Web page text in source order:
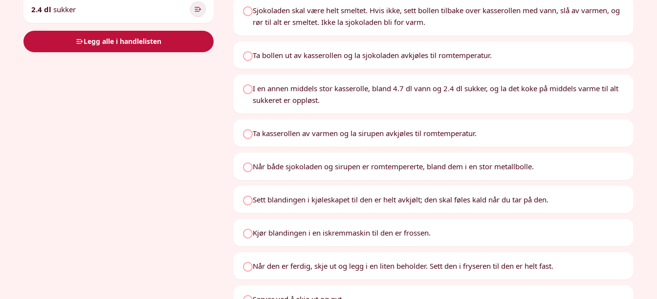
2.4 dl sukker
Legg alle i handlelisten
Sjokoladen skal være helt smeltet. Hvis ikke, sett bollen tilbake over kasserollen med vann, slå av varmen, og
rør til alt er smeltet. Ikke la sjokoladen bli for varm.
Ta bollen ut av kasserollen og la sjokoladen avkjøles til romtemperatur.
I en annen middels stor kasserolle, bland 4.7 dl vann og 2.4 dl sukker, og la det koke på middels varme til alt
sukkeret er oppløst.
Ta kasserollen av varmen og la sirupen avkjøles til romtemperatur.
Når både sjokoladen og sirupen er romtempererte, bland dem i en stor metallbolle.
Sett blandingen i kjøleskapet til den er helt avkjølt; den skal føles kald når du tar på den.
Kjør blandingen i en iskremmaskin til den er frossen.
Når den er ferdig, skje ut og legg i en liten beholder. Sett den i fryseren til den er helt fast.